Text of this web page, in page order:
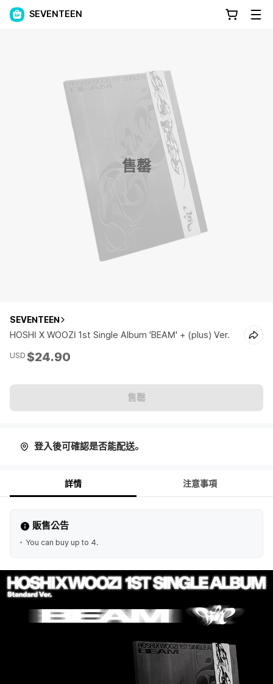
SEVENTEEN
售罄
SEVENTEEN
HOSHI X WOOZI 1st Single Album 'BEAM' + (plus) Ver.
USD $24.90
售罄
登入後可確認是否能配送。
詳情 注意事項
販售公告
You can buy up to 4.